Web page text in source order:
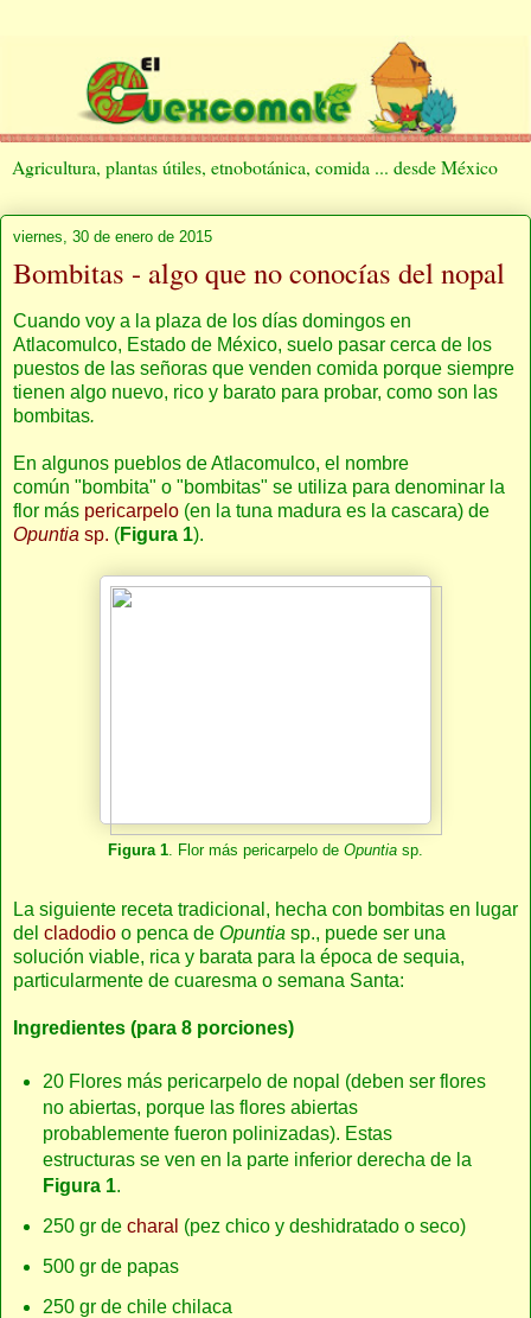
Agricultura, plantas útiles, etnobotánica, comida ... desde México
viernes, 30 de enero de 2015
Bombitas - algo que no conocías del nopal
Cuando voy a la plaza de los días domingos en
Atlacomulco, Estado de México, suelo pasar cerca de los
puestos de las señoras que venden comida porque siempre
tienen algo nuevo, rico y barato para probar, como son las
bombitas.
En algunos pueblos de Atlacomulco, el nombre
común "bombita" o "bombitas" se utiliza para denominar la
flor más pericarpelo (en la tuna madura es la cascara) de
Opuntia sp. (Figura 1).
Figura 1. Flor más pericarpelo de Opuntia sp.
La siguiente receta tradicional, hecha con bombitas en lugar
del cladodio o penca de Opuntia sp., puede ser una
solución viable, rica y barata para la época de sequia,
particularmente de cuaresma o semana Santa:
Ingredientes (para 8 porciones)
20 Flores más pericarpelo de nopal (deben ser flores
no abiertas, porque las flores abiertas
probablemente fueron polinizadas). Estas
estructuras se ven en la parte inferior derecha de la
Figura 1.
250 gr de charal (pez chico y deshidratado o seco)
500 gr de papas
250 gr de chile chilaca